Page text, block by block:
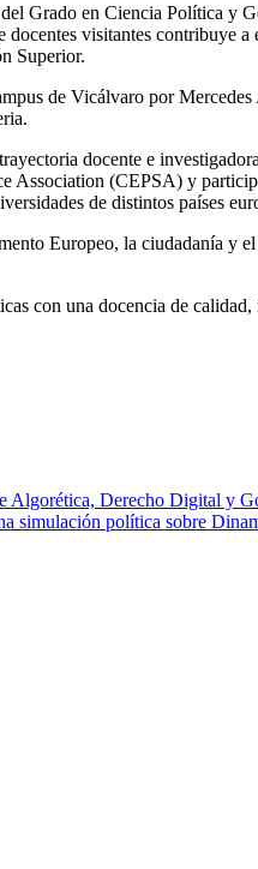
Grado en Ciencia Política
visitantes contribuye
Superior.
de Vicálvaro por
docente e
(CEPSA) y
de distintos países
Europeo, la ciudadanía y
con una docencia de
Derecho Digital y
simulación política sobre